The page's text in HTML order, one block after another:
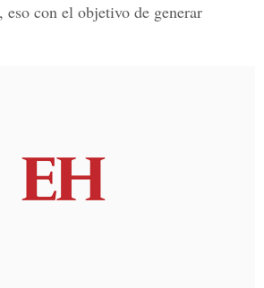
con el objetivo de generar